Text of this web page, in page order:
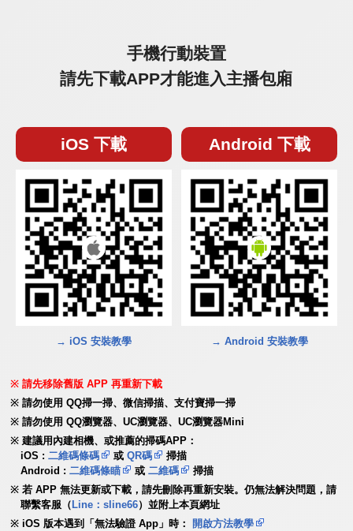
手機行動裝置
請先下載APP才能進入主播包廂
iOS 下載
→ iOS 安裝教學
Android 下載
→ Android 安裝教學
請先移除舊版 APP 再重新下載
請勿使用 QQ掃一掃、微信掃描、支付寶掃一掃
請勿使用 QQ瀏覽器、UC瀏覽器、UC瀏覽器Mini
建議用內建相機、或推薦的掃碼APP：
iOS :二維碼條碼 或QR碼
掃描
Android :二維碼條瞄 或二維碼
掃描
若 APP 無法更新或下載，請先刪除再重新安裝。仍無法解決問題，請
聯繫客服（ Line：sline66）並附上本頁網址
iOS 版本遇到「無法驗證 App」時：
開啟方法教學